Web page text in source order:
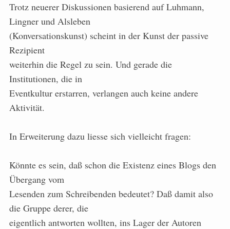
Trotz neuerer Diskussionen basierend auf Luhmann,
Lingner und Alsleben
(Konversationskunst) scheint in der Kunst der passive
Rezipient
weiterhin die Regel zu sein. Und gerade die
Institutionen, die in
Eventkultur erstarren, verlangen auch keine andere
Aktivität.
In Erweiterung dazu liesse sich vielleicht fragen:
Könnte es sein, daß schon die Existenz eines Blogs den
Übergang vom
Lesenden zum Schreibenden bedeutet? Daß damit also
die Gruppe derer, die
eigentlich antworten wollten, ins Lager der Autoren